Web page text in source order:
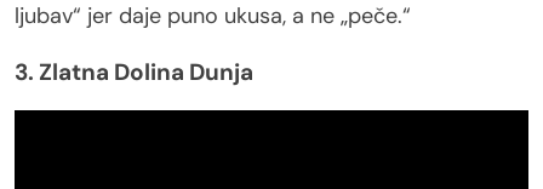
ljubav“ jer daje puno ukusa, a ne „peče.“
3. Zlatna Dolina Dunja